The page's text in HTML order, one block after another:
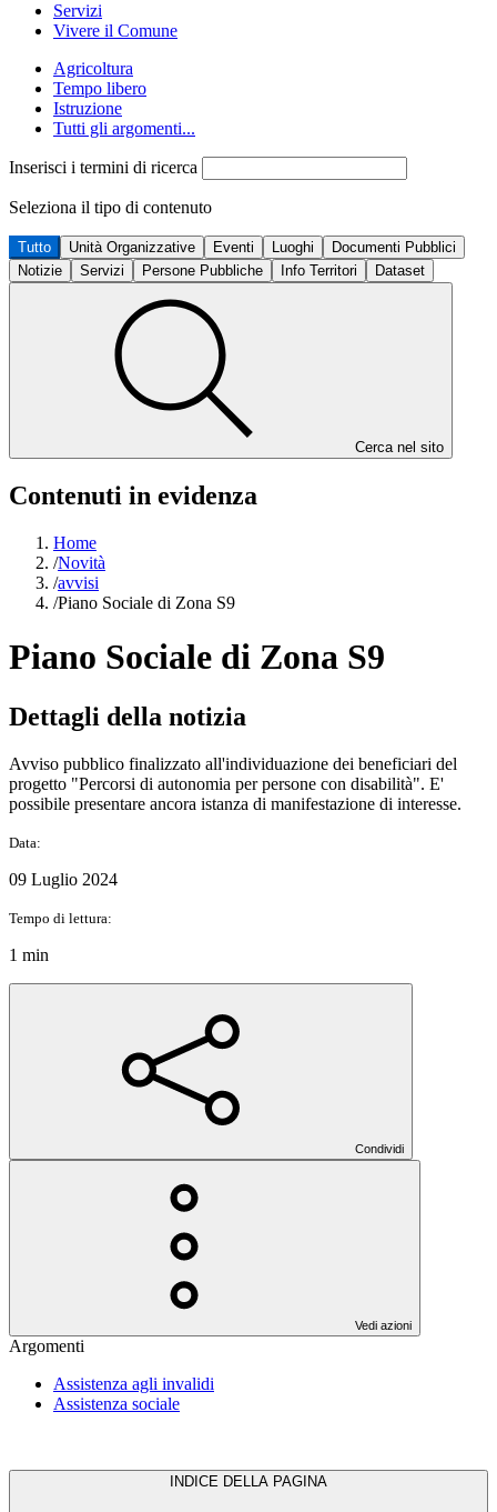
Servizi
Vivere il Comune
Agricoltura
Tempo libero
Istruzione
Tutti gli argomenti...
Inserisci i termini di ricerca
Seleziona il tipo di contenuto
Tutto Unità Organizzative Eventi Luoghi
Documenti Pubblici
Notizie
Servizi Persone Pubbliche Info Territori Dataset
Cerca nel sito
Contenuti in evidenza
Home
/Novità
/avvisi
/Piano Sociale di Zona S9
Piano Sociale di Zona S9
Dettagli della notizia
Avviso pubblico finalizzato all'individuazione dei beneficiari del
progetto "Percorsi di autonomia per persone con disabilità". E'
possibile presentare ancora istanza di manifestazione di interesse.
Data:
09 Luglio 2024
Tempo di lettura:
1 min
Condividi
Vedi azioni
Argomenti
Assistenza agli invalidi
Assistenza sociale
INDICE DELLA PAGINA